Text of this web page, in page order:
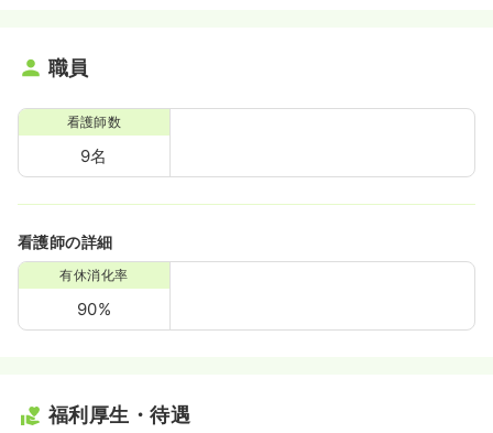
職員
看護師数
9名
看護師の詳細
有休消化率
90%
福利厚生・待遇